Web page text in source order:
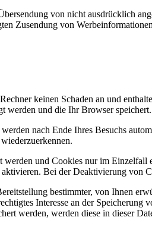
von nicht ausdrücklich
Zusendung von
keinen Schaden an und
werden und die Ihr Browser speichert.
nach Ende Ihres Besuchs
und Cookies nur im
Bei der Deaktivierung von
bestimmter, von Ihnen
Interesse an der
werden, werden diese in dieser